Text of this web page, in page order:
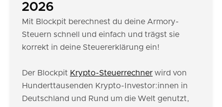
2026
Mit Blockpit berechnest du deine Armory-
Steuern schnell und einfach und trägst sie
korrekt in deine Steuererklärung ein!
Der Blockpit Krypto-Steuerrechner wird von
Hunderttausenden Krypto-Investor:innen in
Deutschland und Rund um die Welt genutzt,